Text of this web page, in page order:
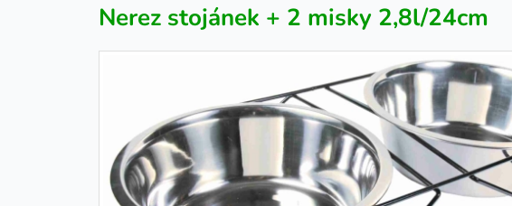
Nerez stojánek + 2 misky 2,8l/24cm